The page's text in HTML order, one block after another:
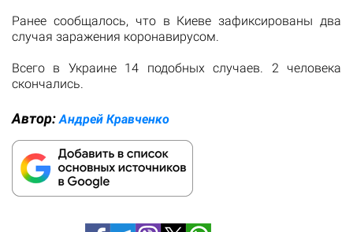
Ранее сообщалось, что в Киеве зафиксированы два
случая заражения коронавирусом.
Всего в Украине 14 подобных случаев. 2 человека
скончались.
Автор: Андрей Кравченко